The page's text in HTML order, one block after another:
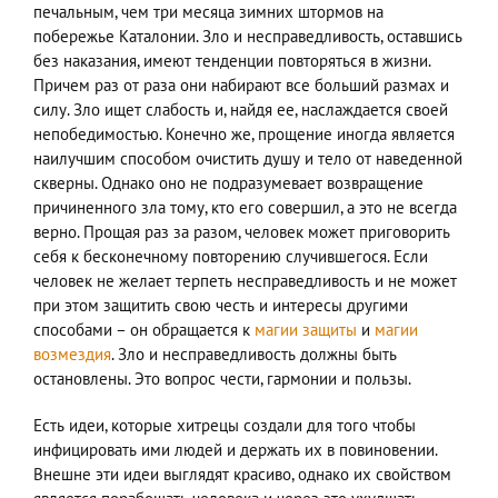
печальным, чем три месяца зимних штормов на
побережье Каталонии. Зло и несправедливость, оставшись
без наказания, имеют тенденции повторяться в жизни.
Причем раз от раза они набирают все больший размах и
силу. Зло ищет слабость и, найдя ее, наслаждается своей
непобедимостью. Конечно же, прощение иногда является
наилучшим способом очистить душу и тело от наведенной
скверны. Однако оно не подразумевает возвращение
причиненного зла тому, кто его совершил, а это не всегда
верно. Прощая раз за разом, человек может приговорить
себя к бесконечному повторению случившегося. Если
человек не желает терпеть несправедливость и не может
при этом защитить свою честь и интересы другими
способами ­– он обращается к магии защиты и магии
возмездия. Зло и несправедливость должны быть
остановлены. Это вопрос чести, гармонии и пользы.
Есть идеи, которые хитрецы создали для того чтобы
инфицировать ими людей и держать их в повиновении.
Внешне эти идеи выглядят красиво, однако их свойством